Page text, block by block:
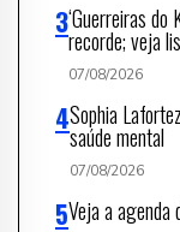
‘Guerreiras do
recorde; veja
07/08/2026
Sophia
saúde mental
07/08/2026
Veja a agenda